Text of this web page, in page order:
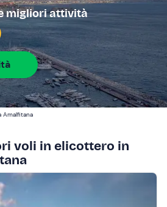
migliori attività
Amalfitana
voli in elicottero in